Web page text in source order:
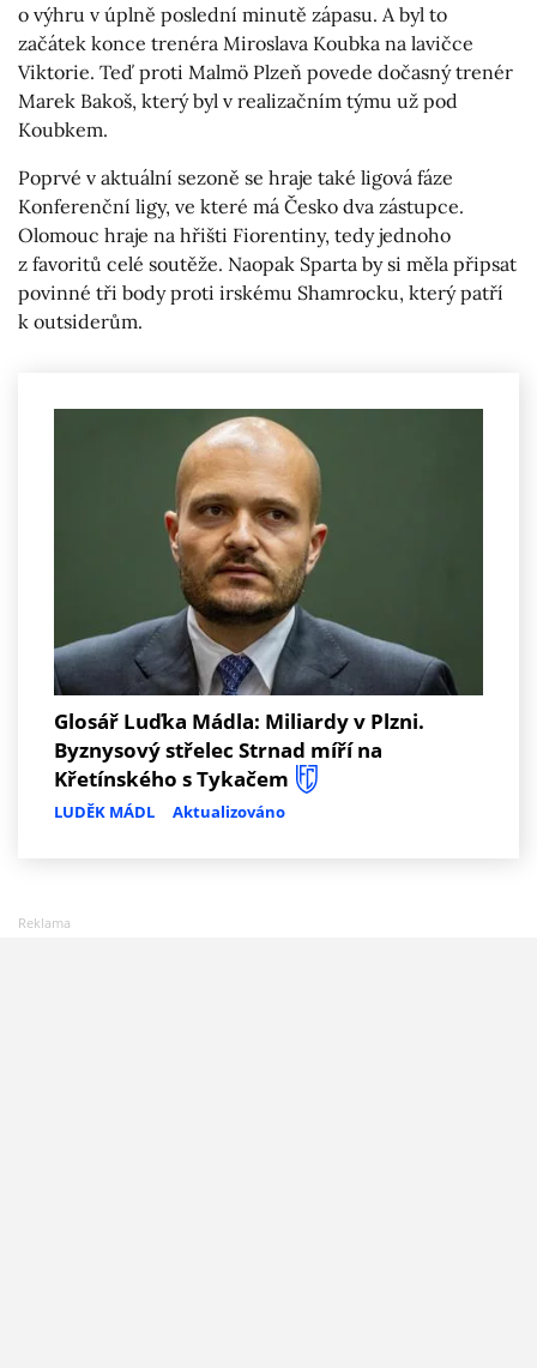
o výhru v úplně poslední minutě zápasu. A byl to
začátek konce trenéra Miroslava Koubka na lavičce
Viktorie. Teď proti Malmö Plzeň povede dočasný trenér
Marek Bakoš, který byl v realizačním týmu už pod
Koubkem.
Poprvé v aktuální sezoně se hraje také ligová fáze
Konferenční ligy, ve které má Česko dva zástupce.
Olomouc hraje na hřišti Fiorentiny, tedy jednoho
z favoritů celé soutěže. Naopak Sparta by si měla připsat
povinné tři body proti irskému Shamrocku, který patří
k outsiderům.
Glosář Luďka Mádla: Miliardy v Plzni.
Byznysový střelec Strnad míří na
Křetínského s Tykačem
LUDĚK MÁDL Aktualizováno